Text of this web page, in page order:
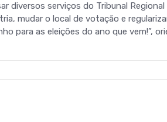
diversos serviços do Tribunal Regional
mudar o local de votação e
para as eleições do ano que vem!”,